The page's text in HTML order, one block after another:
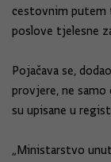
cestovnim putem
poslove tjelesne
Pojačava se,
provjere, ne
su upisane u
„Ministarstvo